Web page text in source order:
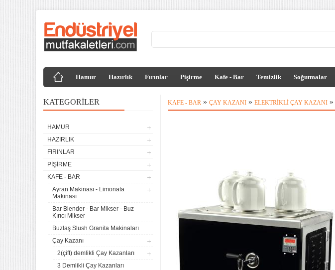
Hamur Hazırlık Fırınlar Pişirme Kafe - Bar Temizlik Soğutmalar
KATEGORILER
HAMUR
HAZIRLIK
FIRINLAR
PIŞIRME
KAFE - BAR
Ayran Makinası - Limonata
Makinası
Bar Blender - Bar Mikser - Buz
Kırıcı Mikser
Buzlaş Slush Granita Makinaları
Çay Kazanı
2(çift) demlikli Çay Kazanları
3 Demlikli Çay Kazanları
KAFE - BAR » ÇAY KAZANI » ELEKTRIKLI ÇAY KAZANI »